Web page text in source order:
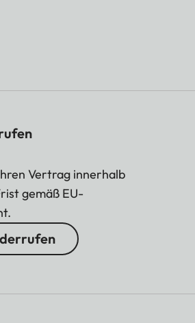
Vertrag innerhalb
gemäß EU-